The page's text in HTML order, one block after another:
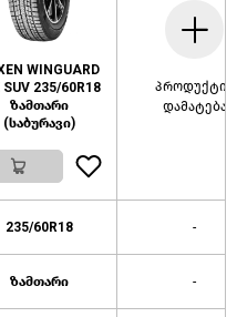
WINGUARD
SUV 235/60R18
ზამთარი
(საბურავი)
პროდუქტის
დამატება
235/60R18 -
ზამთარი -